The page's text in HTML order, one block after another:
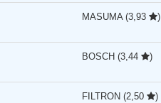
MASUMA (3,93 )
BOSCH (3,44 )
FILTRON (2,50 )